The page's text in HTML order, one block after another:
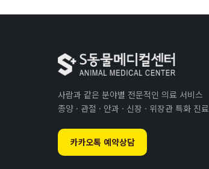
사람과 같은 분야별 전문적인 의료 서비스
종양 · 관절 · 안과 · 신장 · 위장관 특화 진료
카카오톡 예약상담